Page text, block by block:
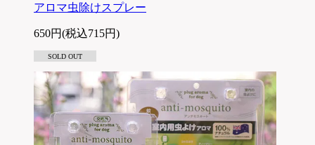
アロマ虫除けスプレー
650円(税込715円)
SOLD OUT